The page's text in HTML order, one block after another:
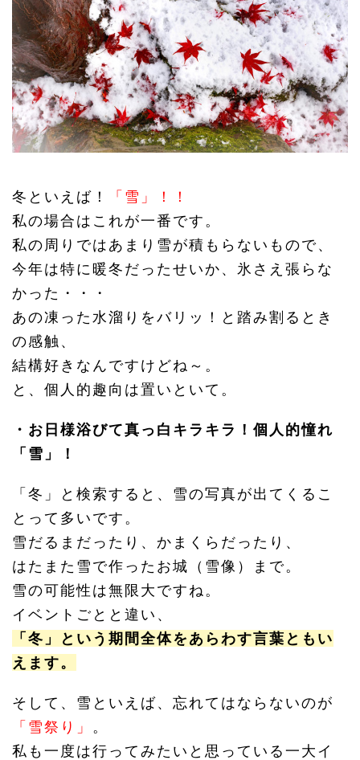
冬といえば！
「雪」！！
私の場合はこれが一番です。
私の周りではあまり雪が積もらないもので、
今年は特に暖冬だったせいか、氷さえ張らな
かった・・・
あの凍った水溜りをバリッ！と踏み割るとき
の感触、
結構好きなんですけどね～。
と、個人的趣向は置いといて。
・お日様浴びて真っ白キラキラ！個人的憧れ
「雪」！
「冬」と検索すると、雪の写真が出てくるこ
とって多いです。
雪だるまだったり、かまくらだったり、
はたまた雪で作ったお城（雪像）まで。
雪の可能性は無限大ですね。
イベントごとと違い、
「冬」という期間全体をあらわす言葉ともい
えます。
そして、雪といえば、忘れてはならないのが
「雪祭り」 。
私も一度は行ってみたいと思っている一大イ